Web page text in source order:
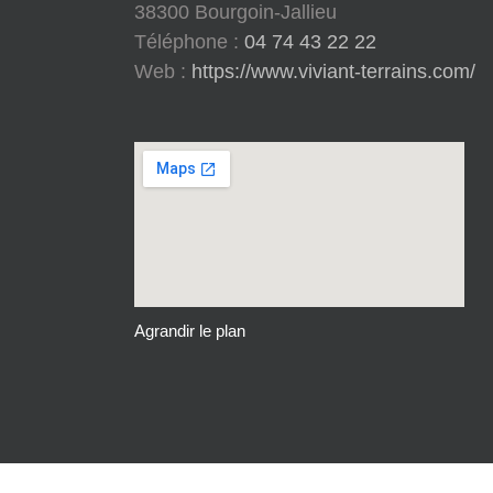
38300 Bourgoin-Jallieu
Téléphone : 04 74 43 22 22
Web : https://www.viviant-terrains.com/
Agrandir le plan